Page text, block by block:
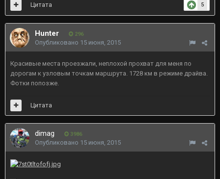
5
Цитата
Hunter 296
Опубликовано 15 июня, 2015
Красивые места проезжали, неплохой прохват для меня по
дорогам к узловым точкам маршрута. 1728 км в режиме драйва.
Фотки попозже.
Цитата
dimag 3986
Опубликовано 15 июня, 2015